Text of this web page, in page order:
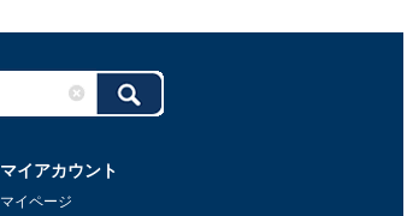
マイアカウント
マイページ